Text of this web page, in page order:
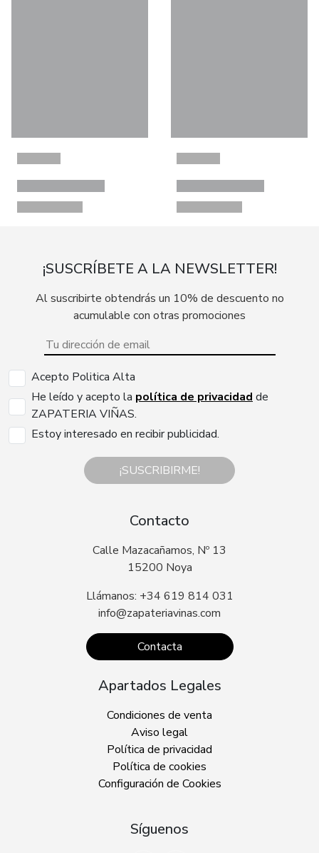
¡SUSCRÍBETE A LA NEWSLETTER!
Al suscribirte obtendrás un 10% de descuento no
acumulable con otras promociones
Acepto Politica Alta
He leído y acepto la política de privacidad de
ZAPATERIA VIÑAS.
Estoy interesado en recibir publicidad.
¡SUSCRIBIRME!
Contacto
Calle Mazacañamos, Nº 13
15200 Noya
Llámanos: +34 619 814 031
info@zapateriavinas.com
Contacta
Apartados Legales
Condiciones de venta
Aviso legal
Política de privacidad
Política de cookies
Configuración de Cookies
Síguenos